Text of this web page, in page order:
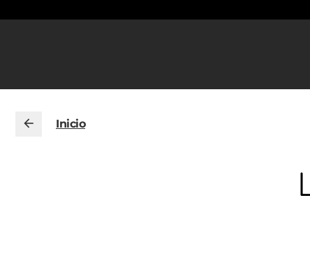
Inicio